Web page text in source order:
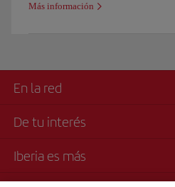
Más información
En la red
De tu interés
Iberia es más